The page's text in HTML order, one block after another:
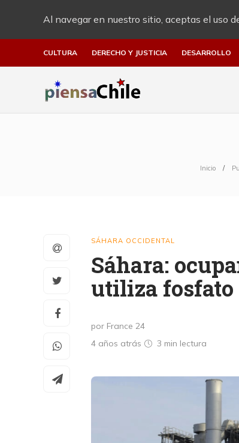
Al navegar en nuestro sitio, aceptas el uso
CULTURA DERECHO Y JUSTICIA DESARROLLO
Inicio
SÁHARA OCCIDENTAL
Sáhara:
utiliza fosfato
por France 24
4 años atrás
3 min lectura